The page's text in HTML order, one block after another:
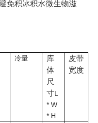
免积冰积水微生物滋
冷量
库
体
尺
寸L
* W
* H
皮带
宽度